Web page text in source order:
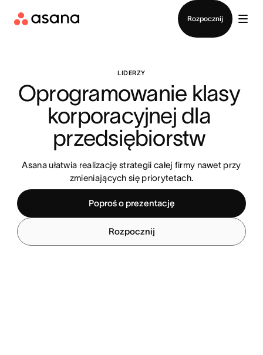
Rozpocznij
LIDERZY
Oprogramowanie klasy
korporacyjnej dla
przedsiębiorstw
Asana ułatwia realizację strategii całej firmy nawet przy
zmieniających się priorytetach.
Poproś o prezentację
Rozpocznij